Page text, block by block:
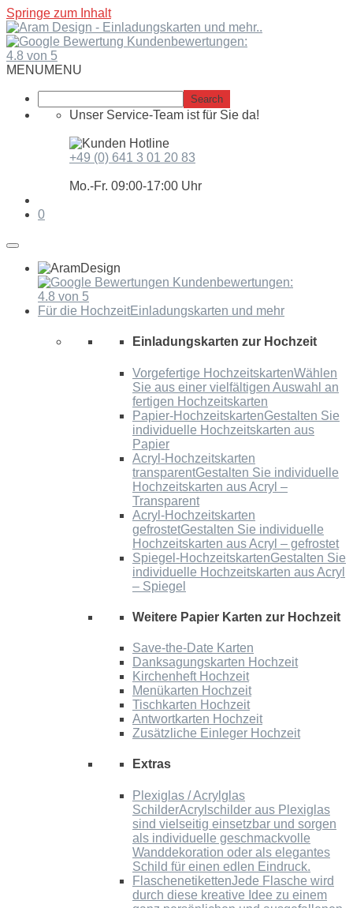
Springe zum Inhalt
Kundenbewertungen:
4.8 von 5
MENUMENU
Unser Service-Team ist für Sie da!
+49 (0) 641 3 01 20 83
Mo.-Fr. 09:00-17:00 Uhr
0
Kundenbewertungen:
4.8 von 5
Für die HochzeitEinladungskarten und mehr
Einladungskarten zur Hochzeit
Vorgefertige HochzeitskartenWählen
Sie aus einer vielfältigen Auswahl an
fertigen Hochzeitskarten
Papier-HochzeitskartenGestalten Sie
individuelle Hochzeitskarten aus
Papier
Acryl-Hochzeitskarten
transparentGestalten Sie individuelle
Hochzeitskarten aus Acryl –
Transparent
Acryl-Hochzeitskarten
gefrostetGestalten Sie individuelle
Hochzeitskarten aus Acryl – gefrostet
Spiegel-HochzeitskartenGestalten Sie
individuelle Hochzeitskarten aus Acryl
– Spiegel
Weitere Papier Karten zur Hochzeit
Save-the-Date Karten
Danksagungskarten Hochzeit
Kirchenheft Hochzeit
Menükarten Hochzeit
Tischkarten Hochzeit
Antwortkarten Hochzeit
Zusätzliche Einleger Hochzeit
Extras
Plexiglas / Acrylglas
SchilderAcrylschilder aus Plexiglas
sind vielseitig einsetzbar und sorgen
als individuelle geschmackvolle
Wanddekoration oder als elegantes
Schild für einen edlen Eindruck.
FlaschenetikettenJede Flasche wird
durch diese kreative Idee zu einem